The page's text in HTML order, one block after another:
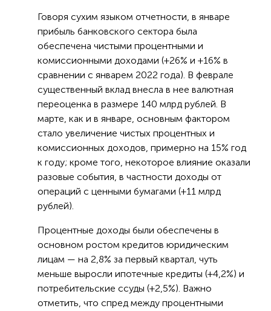
Говоря сухим языком отчетности, в январе
прибыль банковского сектора была
обеспечена чистыми процентными и
комиссионными доходами (+26% и +16% в
сравнении с январем 2022 года). В феврале
существенный вклад внесла в нее валютная
переоценка в размере 140 млрд рублей. В
марте, как и в январе, основным фактором
стало увеличение чистых процентных и
комиссионных доходов, примерно на 15% год
к году; кроме того, некоторое влияние оказали
разовые события, в частности доходы от
операций с ценными бумагами (+11 млрд
рублей).
Процентные доходы были обеспечены в
основном ростом кредитов юридическим
лицам — на 2,8% за первый квартал, чуть
меньше выросли ипотечные кредиты (+4,2%) и
потребительские ссуды (+2,5%). Важно
отметить, что спред между процентными